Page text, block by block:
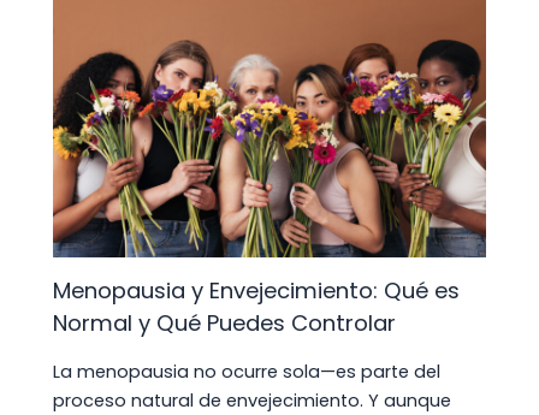
Menopausia y Envejecimiento: Qué es
Normal y Qué Puedes Controlar
La menopausia no ocurre sola—es parte del
proceso natural de envejecimiento. Y aunque